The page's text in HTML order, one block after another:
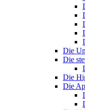
Die
Die
Die
Die